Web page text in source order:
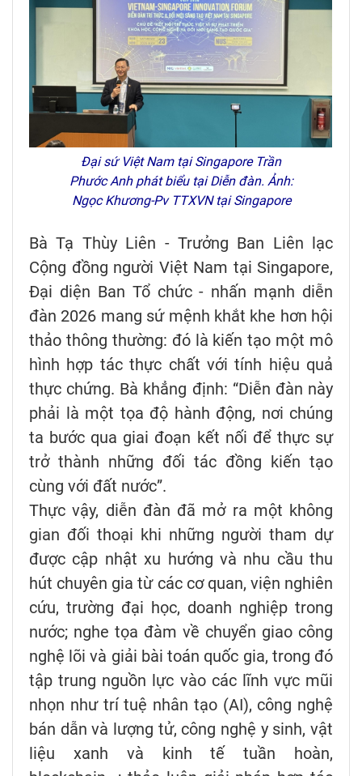
Đại sứ Việt Nam tại Singapore Trần
Phước Anh phát biểu tại Diễn đàn. Ảnh:
Ngọc Khương-Pv TTXVN tại Singapore
Bà Tạ Thùy Liên - Trưởng Ban Liên lạc
Cộng đồng người Việt Nam tại Singapore,
Đại diện Ban Tổ chức - nhấn mạnh diễn
đàn 2026 mang sứ mệnh khắt khe hơn hội
thảo thông thường: đó là kiến tạo một mô
hình hợp tác thực chất với tính hiệu quả
thực chứng. Bà khẳng định: “Diễn đàn này
phải là một tọa độ hành động, nơi chúng
ta bước qua giai đoạn kết nối để thực sự
trở thành những đối tác đồng kiến tạo
cùng với đất nước”.
Thực vậy, diễn đàn đã mở ra một không
gian đối thoại khi những người tham dự
được cập nhật xu hướng và nhu cầu thu
hút chuyên gia từ các cơ quan, viện nghiên
cứu, trường đại học, doanh nghiệp trong
nước; nghe tọa đàm về chuyển giao công
nghệ lõi và giải bài toán quốc gia, trong đó
tập trung nguồn lực vào các lĩnh vực mũi
nhọn như trí tuệ nhân tạo (AI), công nghệ
bán dẫn và lượng tử, công nghệ y sinh, vật
liệu xanh và kinh tế tuần hoàn,